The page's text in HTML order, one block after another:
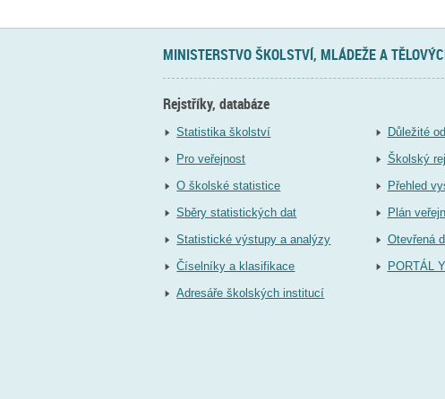
MINISTERSTVO ŠKOLSTVÍ, MLÁDEŽE A
Rejstříky, databáze
Statistika školství
Pro veřejnost
O školské statistice
Sběry statistických dat
Statistické výstupy a analýzy
Číselníky a klasifikace
Adresáře školských institucí
Důležité
Školský
Přehled
Plán
Otevřená
PORTÁL